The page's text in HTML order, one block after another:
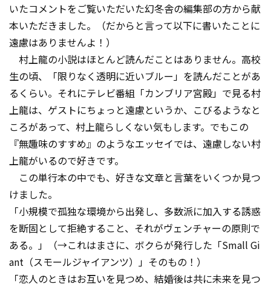
いたコメントをご覧いただいた幻冬舎の編集部の方から献
本いただきました。（だからと言って以下に書いたことに
遠慮はありませんよ！）
村上龍の小説はほとんど読んだことはありません。高校
生の頃、「限りなく透明に近いブルー」を読んだことがあ
るくらい。それにテレビ番組「カンブリア宮殿」で見る村
上龍は、ゲストにちょっと遠慮というか、こびるようなと
ころがあって、村上龍らしくない気もします。でもこの
『無趣味のすすめ』のようなエッセイでは、遠慮しない村
上龍がいるので好きです。
この単行本の中でも、好きな文章と言葉をいくつか見つ
けました。
「小規模で孤独な環境から出発し、多数派に加入する誘惑
を断固として拒絶すること、それがヴェンチャーの原則で
ある。」（→これはまさに、ボクらが発行した「Small Gi
ant（スモールジャイアンツ）」そのもの！）
「恋人のときはお互いを見つめ、結婚後は共に未来を見つ